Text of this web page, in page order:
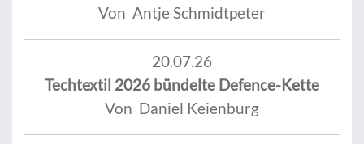
Von Antje Schmidtpeter
20.07.26
Techtextil 2026 bündelte Defence-Kette
Von Daniel Keienburg